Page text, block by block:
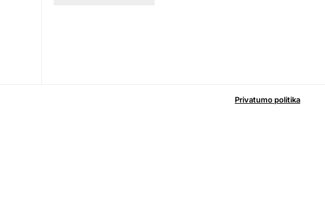
Privatumo politika